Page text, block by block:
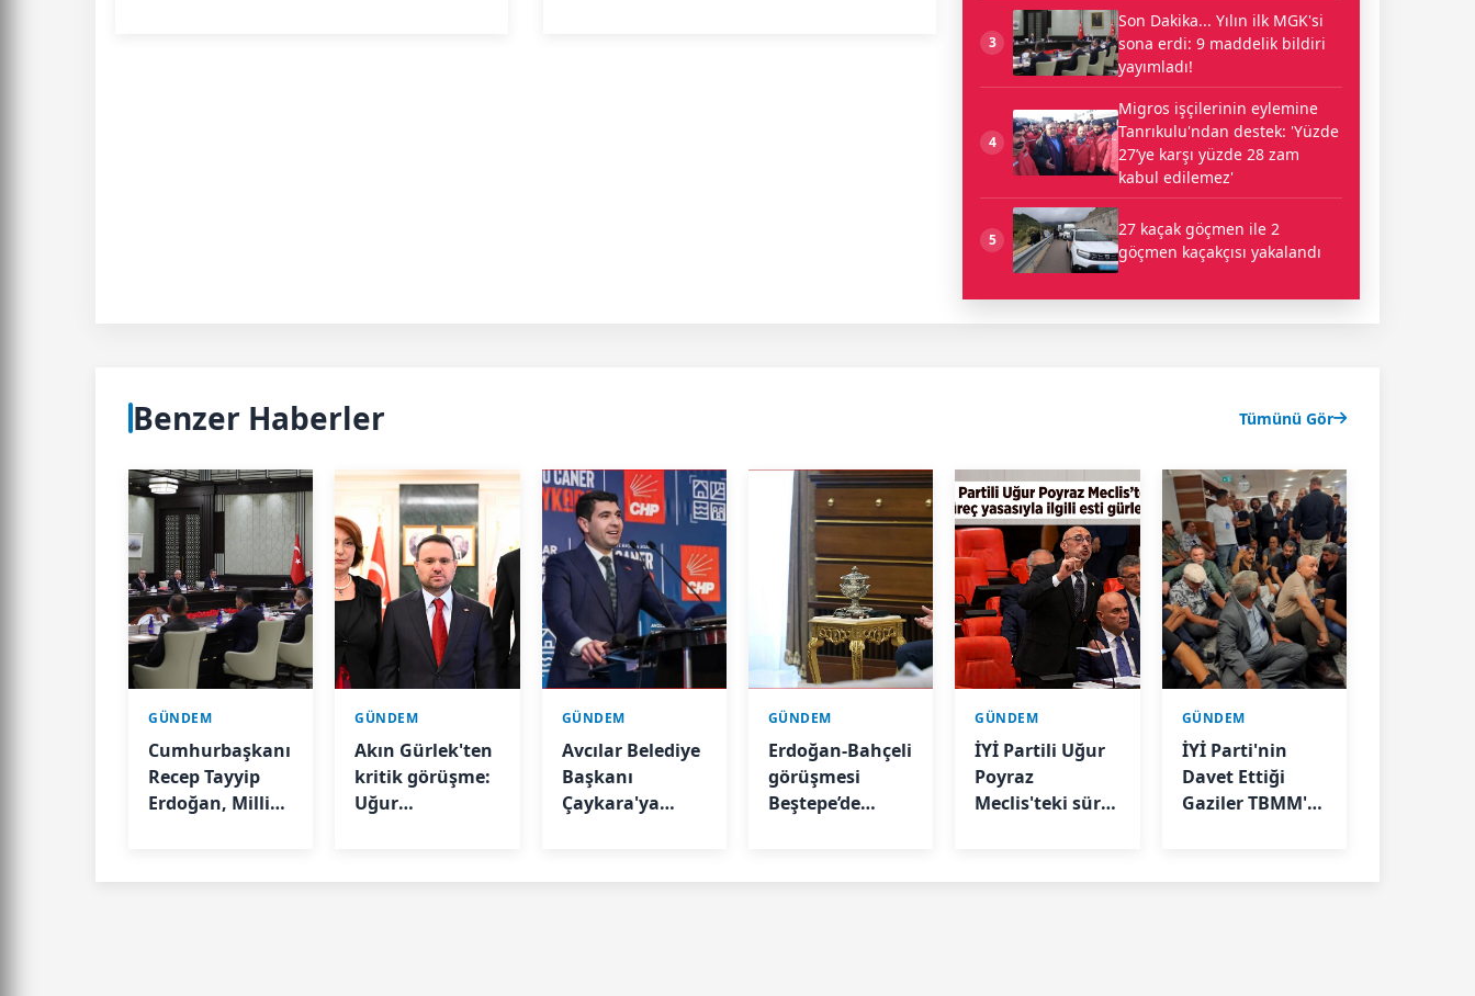
3
Son Dakika... Yılın ilk MGK'si
sona erdi: 9 maddelik bildiri
yayımladı!
4
Migros işçilerinin eylemine
Tanrıkulu'ndan destek: 'Yüzde
27’ye karşı yüzde 28 zam
kabul edilemez'
5
27 kaçak göçmen ile 2
göçmen kaçakçısı yakalandı
Benzer Haberler Tümünü Gör
GÜNDEM
Cumhurbaşkanı
Recep Tayyip
Erdoğan, Milli
GÜNDEM
Akın Gürlek'ten
kritik görüşme:
Uğur
GÜNDEM
Avcılar Belediye
Başkanı
Çaykara'ya
GÜNDEM
Erdoğan-Bahçeli
görüşmesi
Beştepe’de
GÜNDEM
İYİ Partili Uğur
Poyraz
Meclis'teki süreç
GÜNDEM
İYİ Parti'nin
Davet Ettiği
Gaziler TBMM'ye